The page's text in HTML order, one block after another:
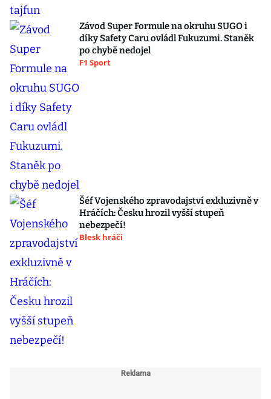
Závod Super Formule na okruhu SUGO i
díky Safety Caru ovládl Fukuzumi. Staněk
po chybě nedojel
F1 Sport
Šéf Vojenského zpravodajství exkluzivně v
Hráčích: Česku hrozil vyšší stupeň
nebezpečí!
Blesk hráči